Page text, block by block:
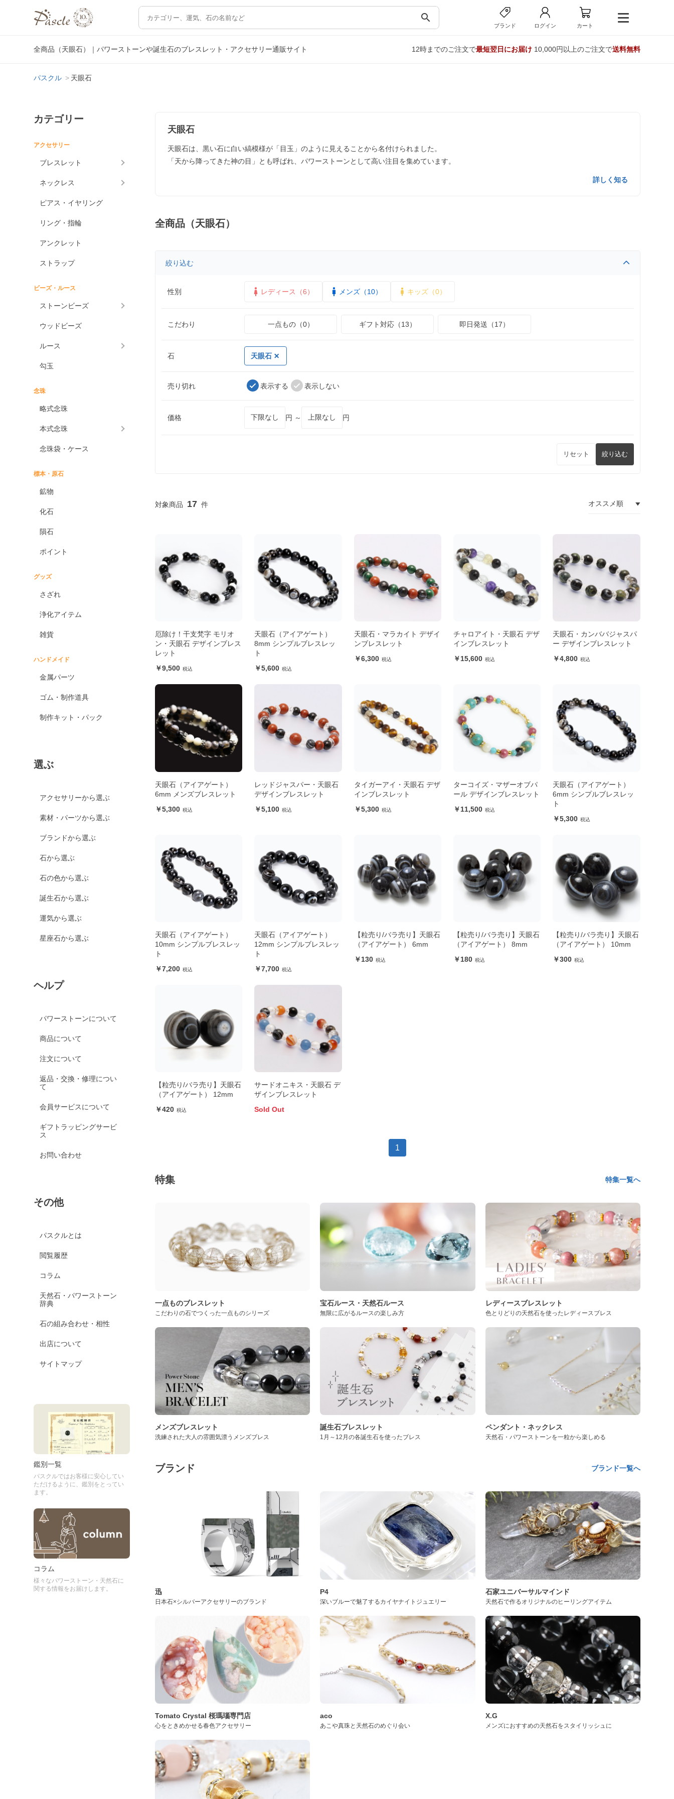
search
ブランド ログイン カート
全商品（天眼石）｜パワーストーンや誕生石のブレスレット・アクセサリー通販サイト 12時までのご注文で最短翌日にお届け10,000円以上のご注文で送料無料
パスクル 天眼石
カテゴリー
アクセサリー
ブレスレット
ネックレス
ピアス・イヤリング
リング・指輪
アンクレット
ストラップ
ビーズ・ルース
ストーンビーズ
ウッドビーズ
ルース
勾玉
念珠
略式念珠
本式念珠
念珠袋・ケース
標本・原石
鉱物
化石
隕石
ポイント
グッズ
さざれ
浄化アイテム
雑貨
ハンドメイド
金属パーツ
ゴム・制作道具
制作キット・パック
選ぶ
アクセサリーから選ぶ
素材・パーツから選ぶ
ブランドから選ぶ
石から選ぶ
石の色から選ぶ
誕生石から選ぶ
運気から選ぶ
星座石から選ぶ
ヘルプ
パワーストーンについて
商品について
注文について
返品・交換・修理につい
て
会員サービスについて
ギフトラッピングサービ
ス
お問い合わせ
その他
パスクルとは
閲覧履歴
コラム
天然石・パワーストーン
辞典
石の組み合わせ・相性
出店について
サイトマップ
鑑別一覧
パスクルではお客様に安心してい
ただけるように、鑑別をとってい
ます。
コラム
様々なパワーストーン・天然石に
関する情報をお届けします。
天眼石
天眼石は、黒い石に白い縞模様が「目玉」のように見えることから名付けられました。
「天から降ってきた神の目」とも呼ばれ、パワーストーンとして高い注目を集めています。
詳しく知る
全商品（天眼石）
絞り込む
性別 レディース（6） メンズ（10） キッズ（0）
こだわり 一点もの（0） ギフト対応（13） 即日発送（17）
石 天眼石
売り切れ 表示する 表示しない
価格 円 ～ 円
リセット 絞り込む
17
厄除け！干支梵字 モリオ
ン・天眼石 デザインブレス
レット
9,500
天眼石（アイアゲート）
8mm シンプルブレスレッ
ト
5,600
天眼石・マラカイト デザイ
ンブレスレット
6,300
チャロアイト・天眼石 デザ
インブレスレット
15,600
天眼石・カンババジャスパ
ー デザインブレスレット
4,800
天眼石（アイアゲート）
6mm メンズブレスレット
5,300
レッドジャスパー・天眼石
デザインブレスレット
5,100
タイガーアイ・天眼石 デザ
インブレスレット
5,300
ターコイズ・マザーオブパ
ール デザインブレスレット
11,500
天眼石（アイアゲート）
6mm シンプルブレスレッ
ト
5,300
天眼石（アイアゲート）
10mm シンプルブレスレッ
ト
7,200
天眼石（アイアゲート）
12mm シンプルブレスレッ
ト
7,700
【粒売り/バラ売り】天眼石
（アイアゲート） 6mm
130
【粒売り/バラ売り】天眼石
（アイアゲート） 8mm
180
【粒売り/バラ売り】天眼石
（アイアゲート） 10mm
300
【粒売り/バラ売り】天眼石
（アイアゲート） 12mm
420
サードオニキス・天眼石 デ
ザインブレスレット
Sold Out
1
特集 特集一覧へ
一点ものブレスレット
こだわりの石でつくった一点ものシリーズ
宝石ルース・天然石ルース
無限に広がるルースの楽しみ方
レディースブレスレット
色とりどりの天然石を使ったレディースブレス
メンズブレスレット
洗練された大人の雰囲気漂うメンズブレス
誕生石ブレスレット
1月～12月の各誕生石を使ったブレス
ペンダント・ネックレス
天然石・パワーストーンを一粒から楽しめる
ブランド ブランド一覧へ
迅
日本石×シルバーアクセサリーのブランド
P4
深いブルーで魅了するカイヤナイトジュエリー
石家ユニバーサルマインド
天然石で作るオリジナルのヒーリングアイテム
Tomato Crystal 桜瑪瑙専門店
心をときめかせる春色アクセサリー
aco
あこや真珠と天然石のめぐり会い
X.G
メンズにおすすめの天然石をスタイリッシュに